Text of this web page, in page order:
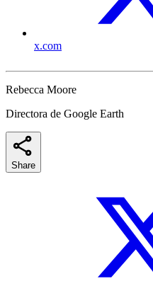
x.com
Rebecca Moore
Directora de Google Earth
Share